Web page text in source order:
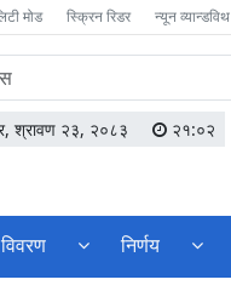
मोड स्क्रिन रिडर न्यून व्यान्डविथ
श्रावण २३, २०८३ २१:०२
निर्णय